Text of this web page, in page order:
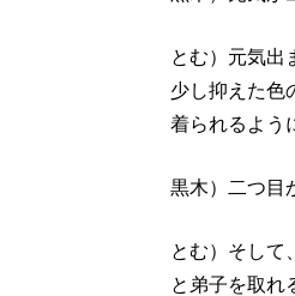
とむ）元気出
少し抑えた色
着られるよう
黒木）二つ目
とむ）そして
と弟子を取れ